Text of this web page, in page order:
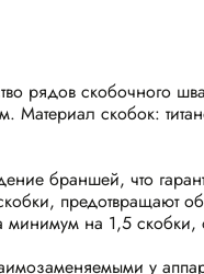
скобочного
Материал скобок:
браншей, что
предотвращают
на 1,5 скобки,
у